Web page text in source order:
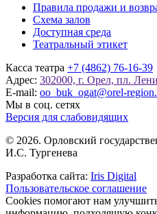
Правила продажи и
Схема залов
Доступная среда
Театральный этикет
Касса театра +7 (4862) 76-16-39
Адрес: 302000, г. Орел, пл.
E-mail: oo_buk_ogat@orel-
Мы в соц. сетях
Версия для слабовидящих
© 2026. Орловский
И.С. Тургенева
Разработка сайта: Iris Digital
Пользовательское соглашение
Cookies помогают нам